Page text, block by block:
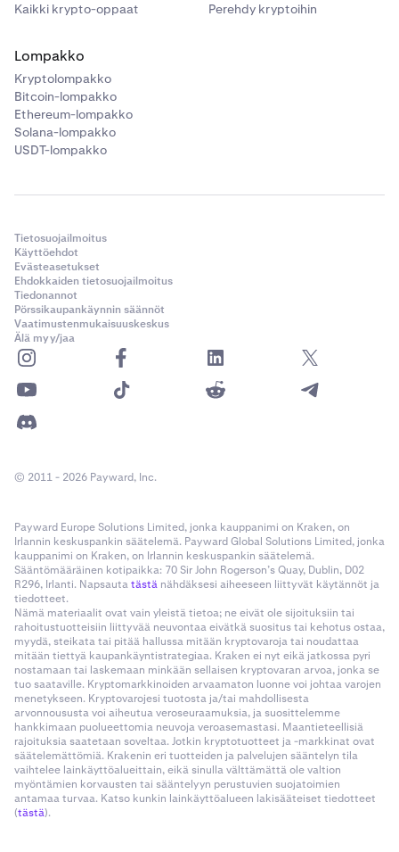
Kaikki krypto-oppaat
Perehdy kryptoihin
Lompakko
Kryptolompakko
Bitcoin-lompakko
Ethereum-lompakko
Solana-lompakko
USDT-lompakko
Tietosuojailmoitus
Käyttöehdot
Evästeasetukset
Ehdokkaiden tietosuojailmoitus
Tiedonannot
Pörssikaupankäynnin säännöt
Vaatimustenmukaisuuskeskus
Älä myy/jaa
© 2011 - 2026 Payward, Inc.
Payward Europe Solutions Limited, jonka kauppanimi on Kraken, on
Irlannin keskuspankin säätelemä. Payward Global Solutions Limited, jonka
kauppanimi on Kraken, on Irlannin keskuspankin säätelemä.
Sääntömääräinen kotipaikka: 70 Sir John Rogerson’s Quay, Dublin, D02
R296, Irlanti. Napsautatästä nähdäksesi aiheeseen liittyvät käytännöt ja
tiedotteet.
Nämä materiaalit ovat vain yleistä tietoa; ne eivät ole sijoituksiin tai
rahoitustuotteisiin liittyvää neuvontaa eivätkä suositus tai kehotus ostaa,
myydä, steikata tai pitää hallussa mitään kryptovaroja tai noudattaa
mitään tiettyä kaupankäyntistrategiaa. Kraken ei nyt eikä jatkossa pyri
nostamaan tai laskemaan minkään sellaisen kryptovaran arvoa, jonka se
tuo saataville. Kryptomarkkinoiden arvaamaton luonne voi johtaa varojen
menetykseen. Kryptovarojesi tuotosta ja/tai mahdollisesta
arvonnoususta voi aiheutua veroseuraamuksia, ja suosittelemme
hankkimaan puolueettomia neuvoja veroasemastasi. Maantieteellisiä
rajoituksia saatetaan soveltaa. Jotkin kryptotuotteet ja -markkinat ovat
säätelemättömiä. Krakenin eri tuotteiden ja palvelujen sääntelyn tila
vaihtelee lainkäyttöalueittain, eikä sinulla välttämättä ole valtion
myöntämien korvausten tai sääntelyyn perustuvien suojatoimien
antamaa turvaa. Katso kunkin lainkäyttöalueen lakisääteiset tiedotteet
(tästä).